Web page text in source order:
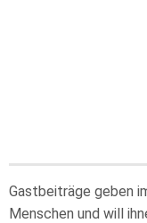
Gastbeiträge geben
Menschen und will